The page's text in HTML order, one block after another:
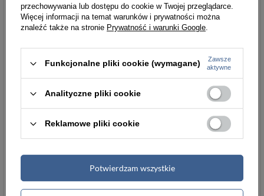
Wysokość
Więcej
5 Więcej
Waga
gabarytowa w
gramach
166.67 Więcej
Kolor koperty złoty
Wodoszczelność WR30
przechowywania lub dostępu do cookie w Twojej przeglądarce.
Więcej informacji na temat warunków i prywatności można
znaleźć także na stronie Prywatność i warunki Google.
Funkcjonalne pliki cookie (wymagane)
Zawsze
aktywne
Analityczne pliki cookie
Reklamowe pliki cookie
Potwierdzam wszystkie